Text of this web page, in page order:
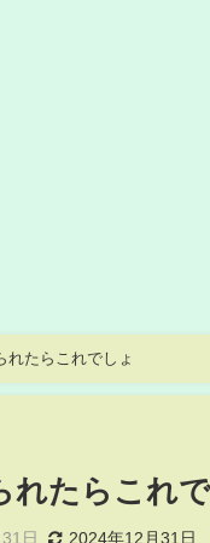
れたらこれでしょ
れたらこれ
日 2024年12月31日